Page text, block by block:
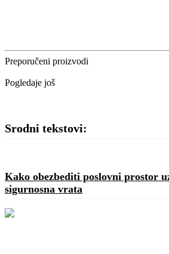
Preporučeni proizvodi
Pogledaje još
Srodni tekstovi:
Kako obezbediti poslovni prostor
sigurnosna vrata